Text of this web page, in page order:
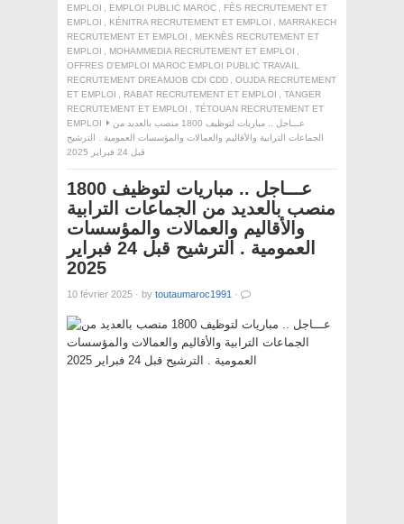
EMPLOI , EMPLOI PUBLIC MAROC , FÈS RECRUTEMENT ET
EMPLOI , KÉNITRA RECRUTEMENT ET EMPLOI , MARRAKECH
RECRUTEMENT ET EMPLOI , MEKNÈS RECRUTEMENT ET
EMPLOI , MOHAMMEDIA RECRUTEMENT ET EMPLOI ,
OFFRES D'EMPLOI MAROC EMPLOI PUBLIC TRAVAIL
RECRUTEMENT DREAMJOB CDI CDD , OUJDA RECRUTEMENT
ET EMPLOI , RABAT RECRUTEMENT ET EMPLOI , TANGER
RECRUTEMENT ET EMPLOI , TÉTOUAN RECRUTEMENT ET
EMPLOI
عـــاجل .. مباريات لتوظيف 1800 منصب بالعديد من
الجماعات الترابية والأقاليم والعمالات والمؤسسات العمومية . الترشيح
قبل 24 فبراير 2025
عـــاجل .. مباريات لتوظيف 1800
منصب بالعديد من الجماعات الترابية
والأقاليم والعمالات والمؤسسات
العمومية . الترشيح قبل 24 فبراير
2025
10 février 2025 · by toutaumaroc1991 ·